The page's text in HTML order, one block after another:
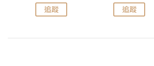
追蹤 追蹤